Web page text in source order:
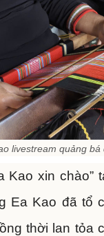
livestream quảng
Kao xin
Ea Kao đã tổ
thời lan tỏa